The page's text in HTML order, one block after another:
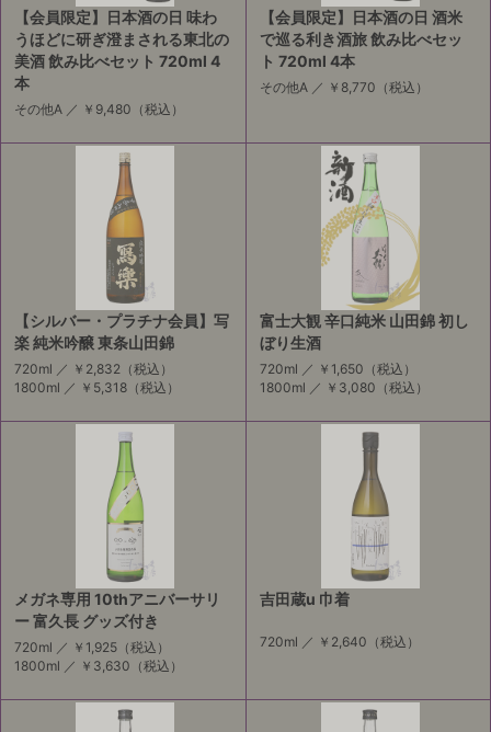
【会員限定】日本酒の日 味わ
うほどに研ぎ澄まされる東北の
美酒 飲み比べセット 720ml 4
本
その他A ／ ￥9,480 （税込）
【会員限定】日本酒の日 酒米
で巡る利き酒旅 飲み比べセッ
ト 720ml 4本
その他A ／ ￥8,770 （税込）
【シルバー・プラチナ会員】写
楽 純米吟醸 東条山田錦
720ml ／ ￥2,832 （税込）
1800ml ／ ￥5,318 （税込）
富士大観 辛口純米 山田錦 初し
ぼり生酒
720ml ／ ￥1,650 （税込）
1800ml ／ ￥3,080 （税込）
メガネ専用 10thアニバーサリ
ー 富久長 グッズ付き
720ml ／ ￥1,925 （税込）
1800ml ／ ￥3,630 （税込）
吉田蔵u 巾着
720ml ／ ￥2,640 （税込）